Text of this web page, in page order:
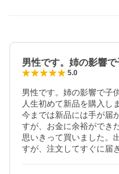
男性です。姉の影響
5.0
男性です。姉の影響で子
人生初めて新品を購入し
今までは新品には手が届
すが、お金に余裕ができ
思いきって買いました。
すが、注文してすぐに届